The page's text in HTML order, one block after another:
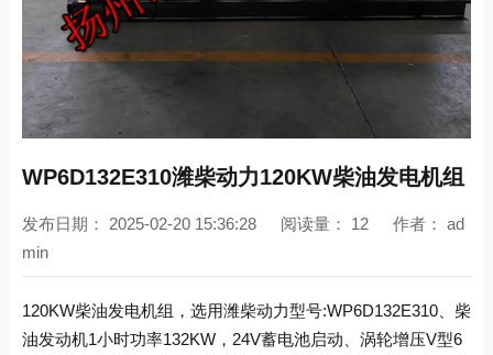
WP6D132E310潍柴动力120KW柴油发电机组
发布日期： 2025-02-20 15:36:28 阅读量： 12 作者： ad
min
120KW柴油发电机组，选用潍柴动力型号:WP6D132E310、柴
油发动机1小时功率132KW，24V蓄电池启动、涡轮增压V型6